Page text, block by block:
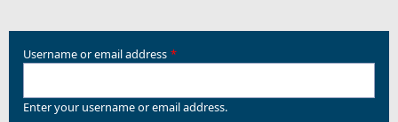
Username or email address
Enter your username or email address.